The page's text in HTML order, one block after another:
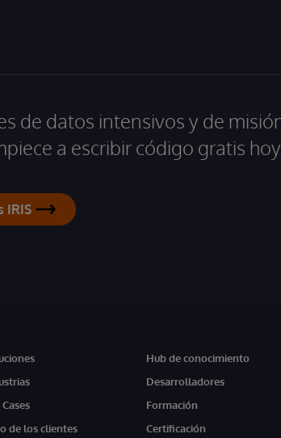
de datos intensivos y de
a escribir código gratis
IRIS
Cases
de los clientes
Hub de conocimiento
Desarrolladores
Formación
Certificación